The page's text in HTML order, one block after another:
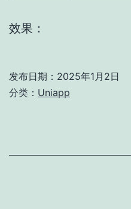
效果：
发布日期： 2025年1月2日
分类： Uniapp